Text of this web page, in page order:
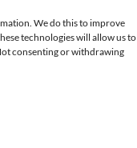
We do this to improve
technologies will allow us to
consenting or withdrawing